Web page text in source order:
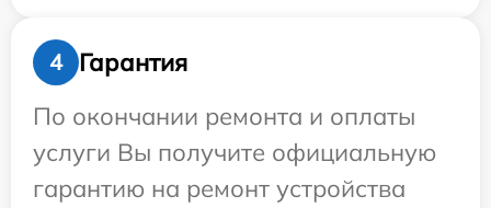
4
Гарантия
По окончании ремонта и оплаты
услуги Вы получите официальную
гарантию на ремонт устройства